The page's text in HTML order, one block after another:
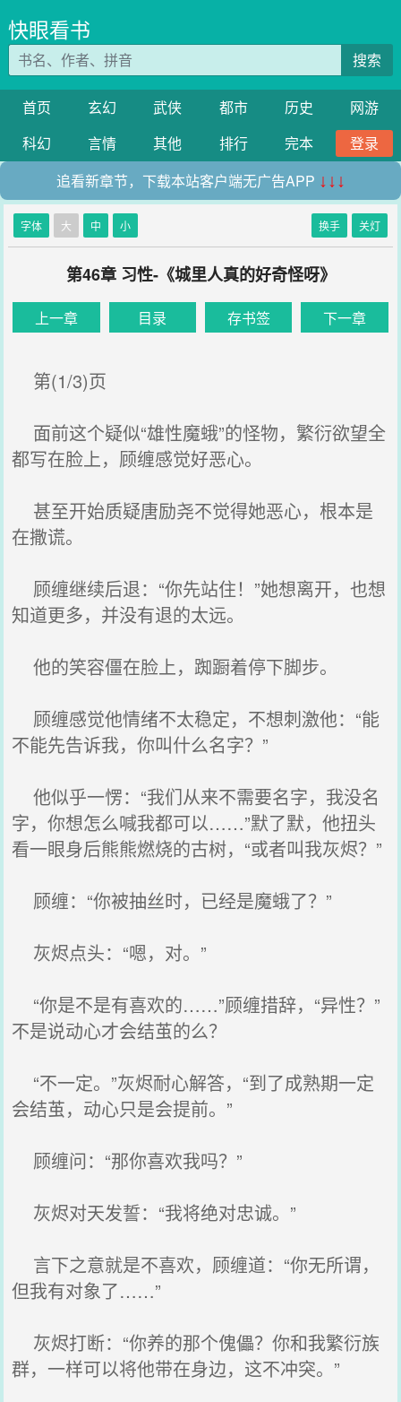
快眼看书
搜索
首页 玄幻 武侠 都市 历史
网游
科幻
言情 其他 排行 完本
登录
追看新章节，下载本站客户端无广告APP ↓↓↓
字体 大 中 小 换手 关灯
第46章 习性-《城里人真的好奇怪呀》
上一章 目录 存书签 下一章
第(1/3)页
面前这个疑似“雄性魔蛾”的怪物，繁衍欲望全
都写在脸上，顾缠感觉好恶心。
甚至开始质疑唐励尧不觉得她恶心，根本是
在撒谎。
顾缠继续后退：“你先站住！”她想离开，也想
知道更多，并没有退的太远。
他的笑容僵在脸上，踟蹰着停下脚步。
顾缠感觉他情绪不太稳定，不想刺激他：“能
不能先告诉我，你叫什么名字？”
他似乎一愣：“我们从来不需要名字，我没名
字，你想怎么喊我都可以……”默了默，他扭头
看一眼身后熊熊燃烧的古树，“或者叫我灰烬？”
顾缠：“你被抽丝时，已经是魔蛾了？”
灰烬点头：“嗯，对。”
“你是不是有喜欢的……”顾缠措辞，“异性？”
不是说动心才会结茧的么？
“不一定。”灰烬耐心解答，“到了成熟期一定
会结茧，动心只是会提前。”
顾缠问：“那你喜欢我吗？”
灰烬对天发誓：“我将绝对忠诚。”
言下之意就是不喜欢，顾缠道：“你无所谓，
但我有对象了……”
灰烬打断：“你养的那个傀儡？你和我繁衍族
群，一样可以将他带在身边，这不冲突。”